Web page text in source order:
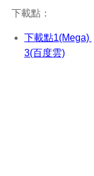
下載點：
下載點1(Mega)
3(百度雲)